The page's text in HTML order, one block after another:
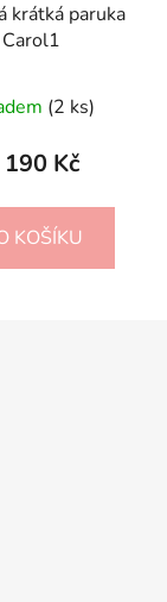
krátká paruka
Carol1
(2 ks)
190 Kč
KOŠÍKU